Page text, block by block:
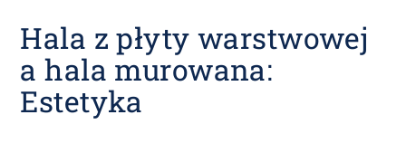
Hala z płyty warstwowej
a hala murowana:
Estetyka